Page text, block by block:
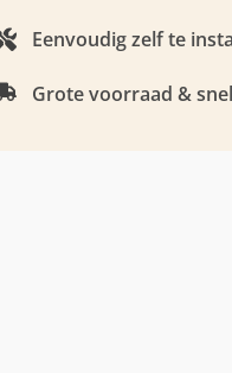
Eenvoudig zelf te
Grote voorraad &